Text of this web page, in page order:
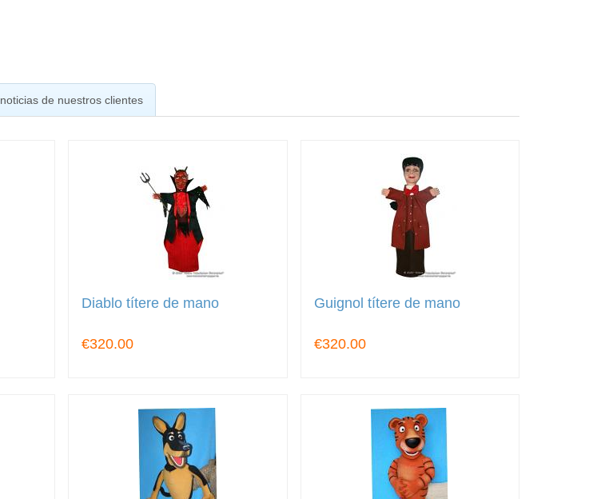
noticias de nuestros clientes
Diablo títere de mano
€320.00
Guignol títere de mano
€320.00